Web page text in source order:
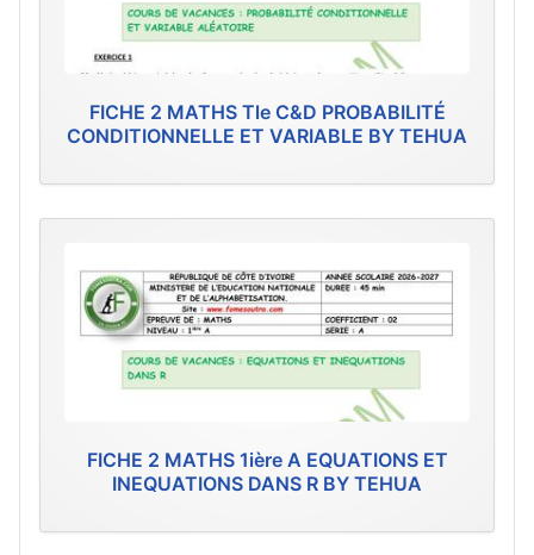
FICHE 2 MATHS Tle C&D PROBABILITÉ
CONDITIONNELLE ET VARIABLE BY TEHUA
FICHE 2 MATHS 1ière A EQUATIONS ET
INEQUATIONS DANS R BY TEHUA